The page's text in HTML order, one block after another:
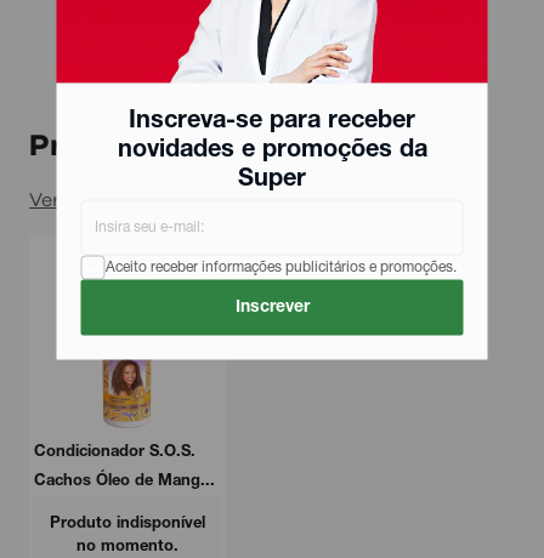
Inscreva-se para receber
novidades e promoções da
Super
Aceito receber informações publicitários e promoções.
Inscrever
Produtos relacionados
Ver todos
Condicionador S.O.S.
Cachos Óleo de Mang...
Produto indisponível
no momento.